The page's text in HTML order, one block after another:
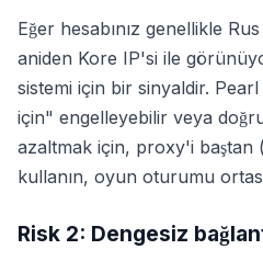
Eğer hesabınız genellikle
aniden Kore IP'si ile
sistemi için bir sinyaldir.
için" engelleyebilir veya
azaltmak için, proxy'i baştan
kullanın, oyun oturumu
Risk 2: Dengesiz